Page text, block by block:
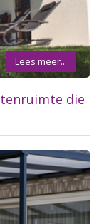
die
Lees meer...